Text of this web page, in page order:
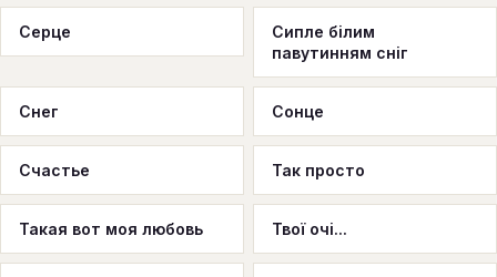
Серце
Сипле білим
павутинням сніг
Снег Сонце
Счастье Так просто
Такая вот моя любовь Твої очі...